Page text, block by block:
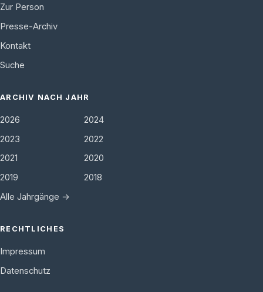
Zur Person
Presse-Archiv
Kontakt
Suche
ARCHIV NACH JAHR
2026
2024
2023
2022
2021
2020
2019
2018
Alle Jahrgänge →
RECHTLICHES
Impressum
Datenschutz